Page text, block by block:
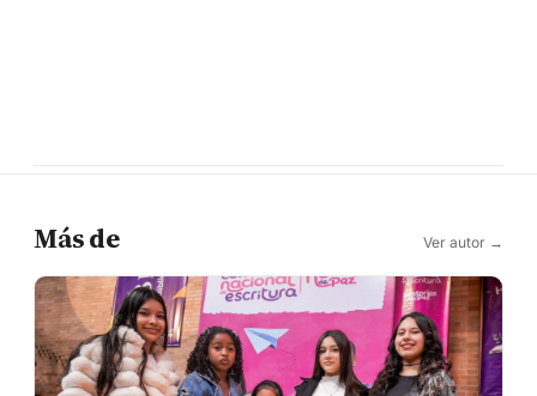
Más de Ver autor →